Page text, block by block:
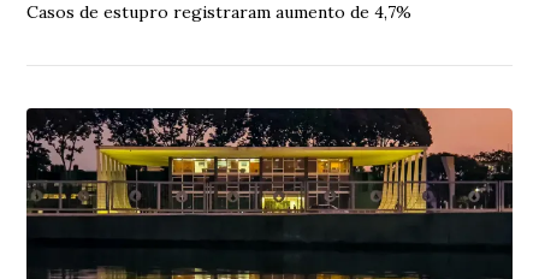
Casos de estupro registraram aumento de 4,7%